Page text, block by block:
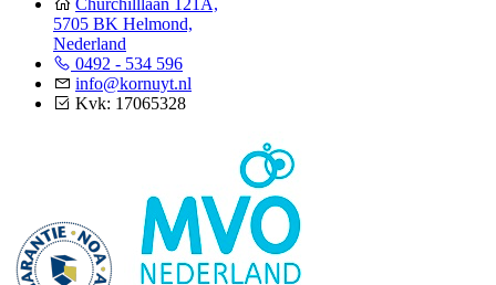
Churchilllaan 121A,
5705 BK Helmond,
Nederland
0492 - 534 596
info@kornuyt.nl
Kvk: 17065328